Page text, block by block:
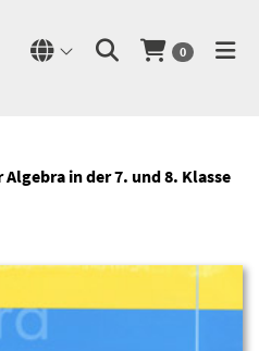
0
in der 7. und 8. Klasse